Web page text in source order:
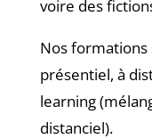
voire des
Nos formations
présentiel, à
learning
distanciel).